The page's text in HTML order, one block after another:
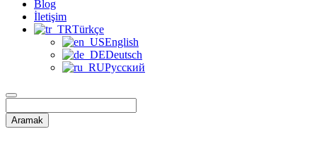
Blog
İletişim
Türkçe
English
Deutsch
Русский